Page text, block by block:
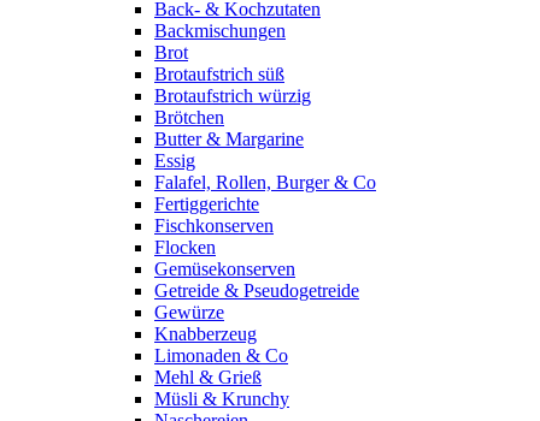
Back- & Kochzutaten
Backmischungen
Brot
Brotaufstrich süß
Brotaufstrich würzig
Brötchen
Butter & Margarine
Essig
Falafel, Rollen, Burger & Co
Fertiggerichte
Fischkonserven
Flocken
Gemüsekonserven
Getreide & Pseudogetreide
Gewürze
Knabberzeug
Limonaden & Co
Mehl & Grieß
Müsli & Krunchy